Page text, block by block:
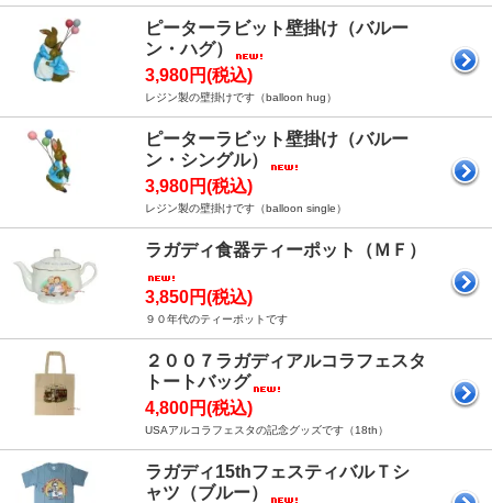
ピーターラビット壁掛け（バルー
ン・ハグ）
3,980円(税込)
レジン製の壁掛けです（balloon hug）
ピーターラビット壁掛け（バルー
ン・シングル）
3,980円(税込)
レジン製の壁掛けです（balloon single）
ラガディ食器ティーポット（ＭＦ）
3,850円(税込)
９０年代のティーポットです
２００７ラガディアルコラフェスタ
トートバッグ
4,800円(税込)
USAアルコラフェスタの記念グッズです（18th）
ラガディ15thフェスティバルＴシ
ャツ（ブルー）